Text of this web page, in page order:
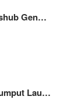
Gen…
Lau…